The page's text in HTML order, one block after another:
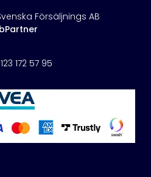
Försäljnings AB
172 57 95